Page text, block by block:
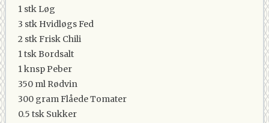
1 stk Løg
3 stk Hvidløgs Fed
2 stkFrisk Chili
1 tskBordsalt
1 knspPeber
350 ml Rødvin
300 gramFlåede Tomater
0.5 tsk Sukker